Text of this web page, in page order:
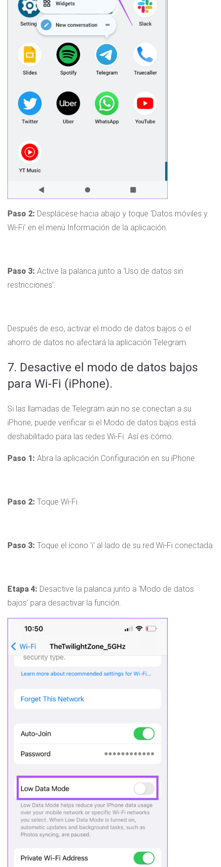
Paso 2: Desplácese hacia abajo y toque ‘Datos móviles y
Wi-Fi’ en el menú Información de la aplicación.
Paso 3: Active la palanca junto a ‘Uso de datos sin
restricciones’.
Después de eso, activar el modo de datos bajos o el
ahorro de datos no afectará la aplicación Telegram.
7. Desactive el modo de datos bajos
para Wi-Fi (iPhone).
Si las llamadas de Telegram aún no se conectan a su
iPhone, puede verificar si el Modo de datos bajos está
deshabilitado para las redes Wi-Fi. Así es cómo.
Paso 1: Abra la aplicación Configuración en su iPhone.
Paso 2: Toque Wi-Fi.
Paso 3: Toque el ícono ‘i’ al lado de su red Wi-Fi conectada
Etapa 4: Desactive la palanca junto a ‘Modo de datos
bajos’ para desactivar la función.